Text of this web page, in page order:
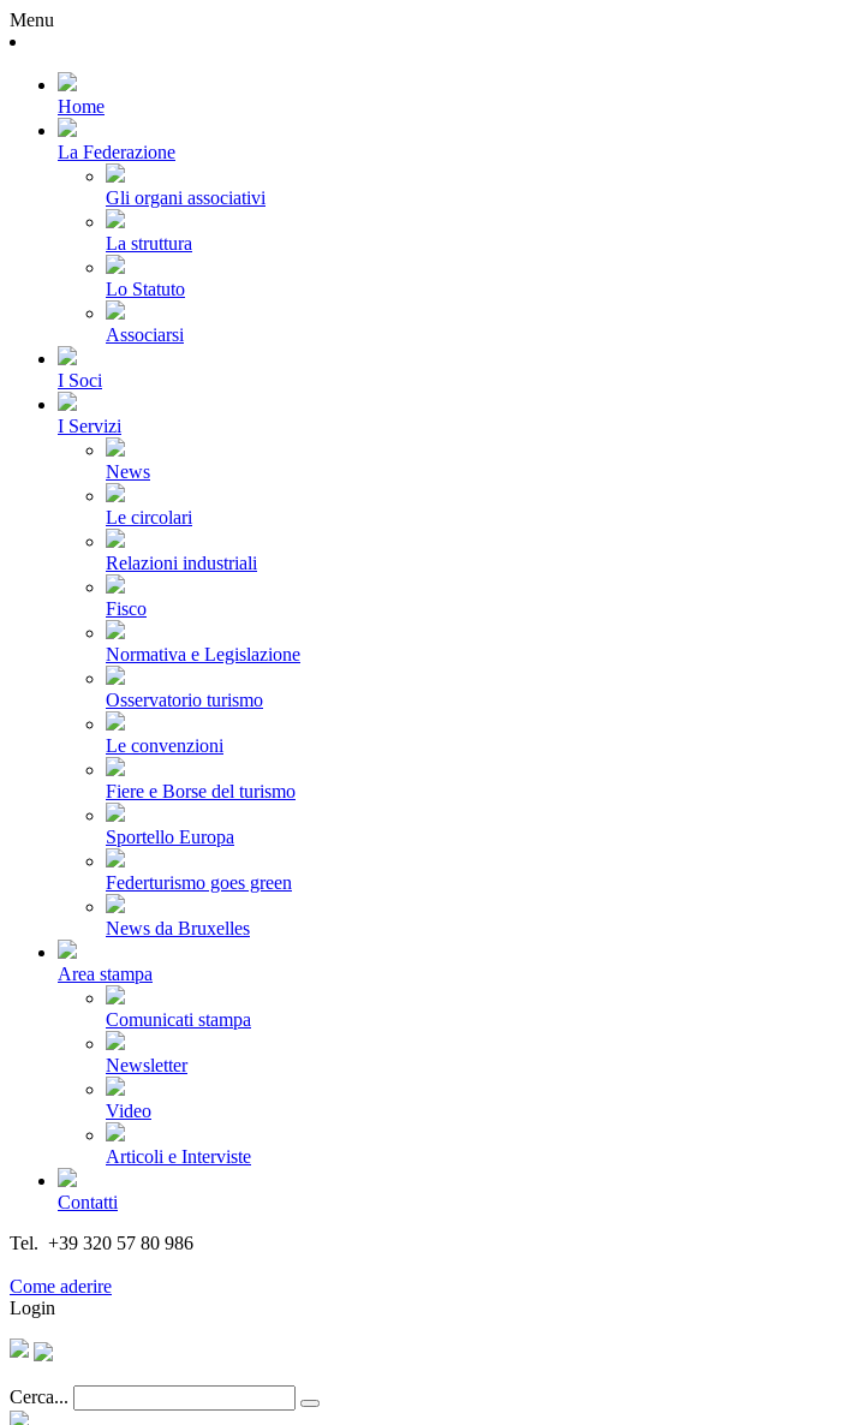
Menu
Home
La Federazione
Gli organi associativi
La struttura
Lo Statuto
Associarsi
I Soci
I Servizi
News
Le circolari
Relazioni industriali
Fisco
Normativa e Legislazione
Osservatorio turismo
Le convenzioni
Fiere e Borse del turismo
Sportello Europa
Federturismo goes green
News da Bruxelles
Area stampa
Comunicati stampa
Newsletter
Video
Articoli e Interviste
Contatti
Tel. +39 320 57 80 986
Come aderire
Login
Cerca...